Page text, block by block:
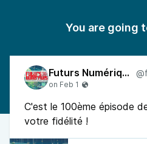
You are going
Futurs Numériques
C'est le 100ème épisode
votre fidélité !